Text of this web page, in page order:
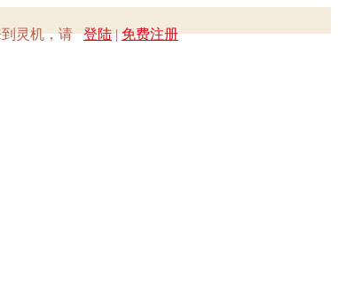
欢迎来到灵机，请登陆|免费注册